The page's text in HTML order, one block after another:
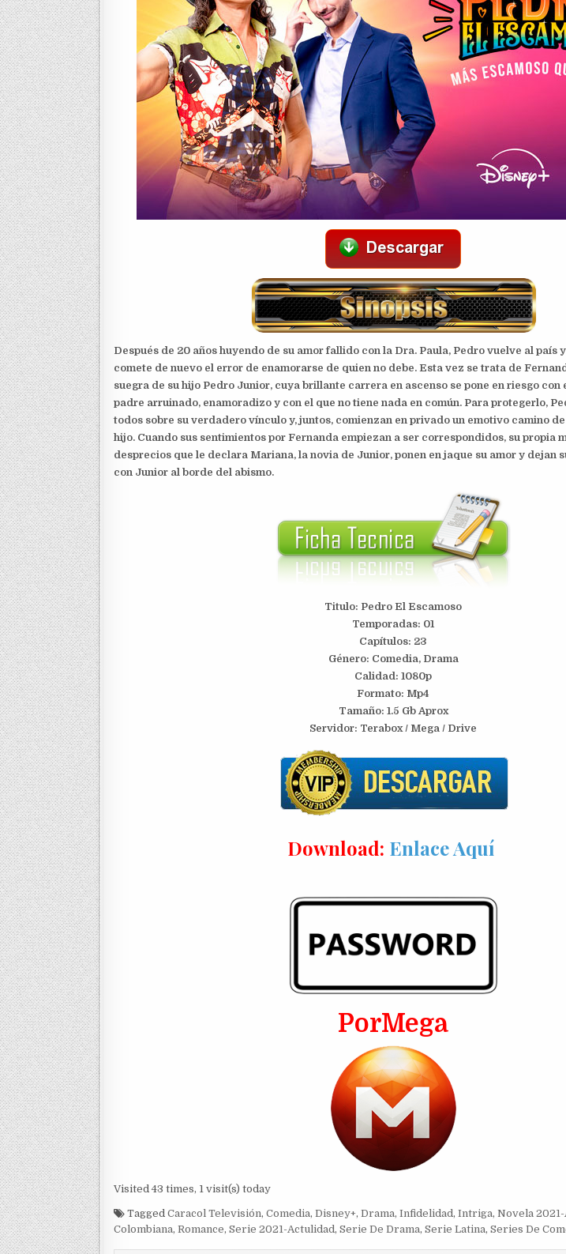
Después de 20 años huyendo de su amor fallido con la Dra. Paula, Pedro vuelve al país
comete de nuevo el error de enamorarse de quien no debe. Esta vez se trata de
suegra de su hijo Pedro Junior, cuya brillante carrera en ascenso se pone en riesgo con
padre arruinado, enamoradizo y con el que no tiene nada en común. Para protegerlo,
todos sobre su verdadero vínculo y, juntos, comienzan en privado un emotivo camino
hijo. Cuando sus sentimientos por Fernanda empiezan a ser correspondidos, su propia
desprecios que le declara Mariana, la novia de Junior, ponen en jaque su amor y dejan
con Junior al borde del abismo.
Titulo: Pedro El Escamoso
Temporadas: 01
Capítulos: 23
Género: Comedia, Drama
Calidad: 1080p
Formato: Mp4
Tamaño: 1.5 Gb Aprox
Servidor: Terabox / Mega / Drive
Download: Enlace Aquí
PorMega
Visited 43 times, 1 visit(s) today
Tagged Caracol Televisión, Comedia, Disney+, Drama, Infidelidad , Intriga, Novela
Colombiana, Romance, Serie 2021-Actulidad , Serie De Drama, Serie Latina, Series De